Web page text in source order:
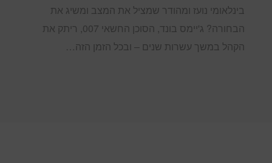
בינלאומי נועז ומהודר שמציל את המצב ומשיג את
הבחורה? ג'יימס בונד, הסוכן החשאי 007, ריתק את
הקהל במשך עשרות שנים – ובכל הזמן הזה…